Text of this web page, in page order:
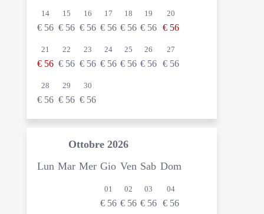
14
€ 56
15
€ 56
16
€ 56
17
€ 56
18
€ 56
19
€ 56
20
€ 56
21
€ 56
22
€ 56
23
€ 56
24
€ 56
25
€ 56
26
€ 56
27
€ 56
28
€ 56
29
€ 56
30
€ 56
Ottobre 2026
Lun Mar Mer Gio Ven Sab Dom
01
€ 56
02
€ 56
03
€ 56
04
€ 56